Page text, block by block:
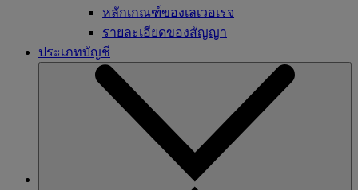
หลักเกณฑ์ของเลเวอเรจ
รายละเอียดของสัญญา
ประเภทบัญชี